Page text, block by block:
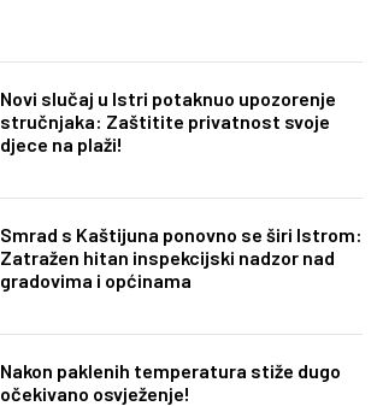
Novi slučaj u Istri potaknuo upozorenje
stručnjaka: Zaštitite privatnost svoje
djece na plaži!
Smrad s Kaštijuna ponovno se širi Istrom:
Zatražen hitan inspekcijski nadzor nad
gradovima i općinama
Nakon paklenih temperatura stiže dugo
očekivano osvježenje!